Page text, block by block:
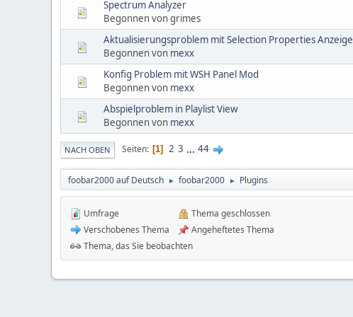
Spectrum Analyzer
Begonnen von grimes
Aktualisierungsproblem mit Selection Properties Anzeige
Begonnen von mexx
Konfig Problem mit WSH Panel Mod
Begonnen von mexx
Abspielproblem in Playlist View
Begonnen von mexx
NACH OBEN Seiten 1 2 3 ... 44
foobar2000 auf Deutsch ► foobar2000 ► Plugins
Umfrage
Verschobenes Thema
Thema geschlossen
Angeheftetes Thema
Thema, das Sie beobachten